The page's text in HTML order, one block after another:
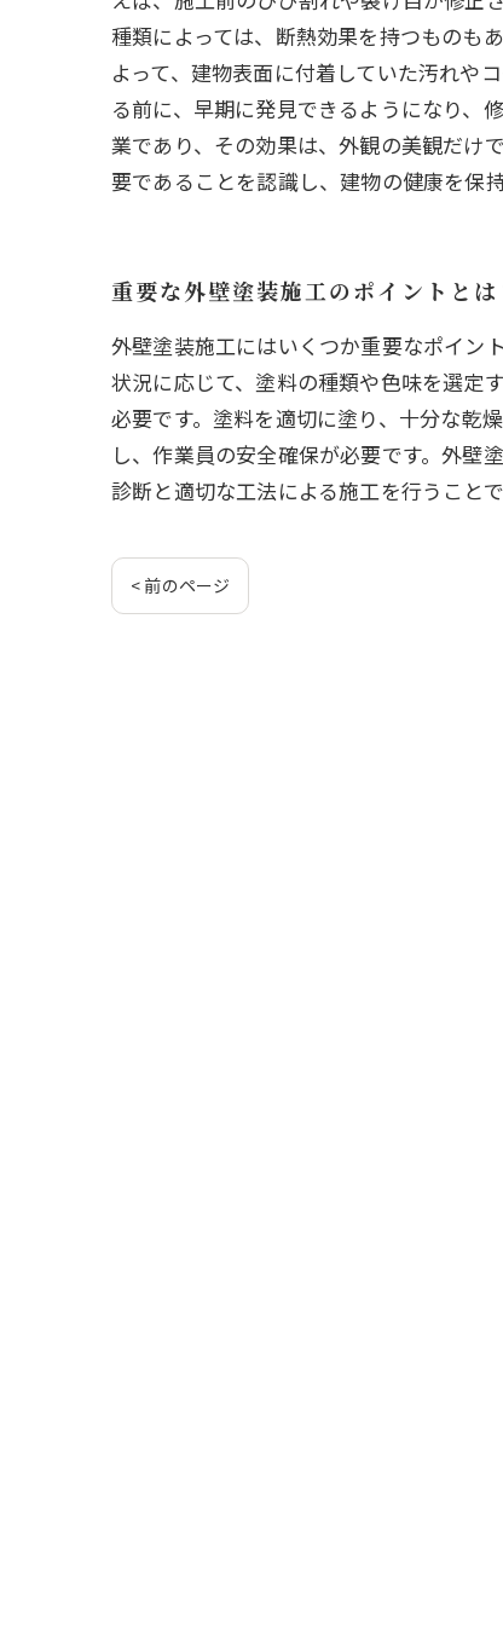
種類によっては、断熱効果を持つものも
よって、建物表面に付着していた汚れや
る前に、早期に発見できるようになり、
業であり、その効果は、外観の美観だけ
要であることを認識し、建物の健康を保
重要な外壁塗装施工のポイントとは
外壁塗装施工にはいくつか重要なポイン
状況に応じて、塗料の種類や色味を選定
必要です。塗料を適切に塗り、十分な乾
し、作業員の安全確保が必要です。外壁
診断と適切な工法による施工を行うこと
< 前のページ